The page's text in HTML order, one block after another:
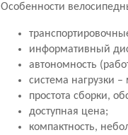
Особенности
информативный
автономность
система нагрузки
простота сборки,
доступная цена;
компактность,